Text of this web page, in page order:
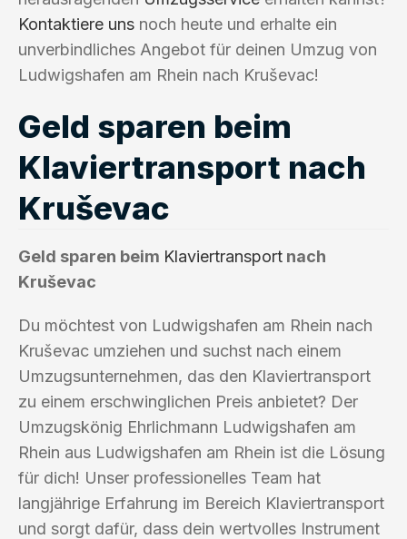
Kontaktiere uns noch heute und erhalte ein
unverbindliches Angebot für deinen Umzug von
Ludwigshafen am Rhein nach Kruševac!
Geld sparen beim
Klaviertransport nach
Kruševac
Geld sparen beim Klaviertransport nach
Kruševac
Du möchtest von Ludwigshafen am Rhein nach
Kruševac umziehen und suchst nach einem
Umzugsunternehmen, das den Klaviertransport
zu einem erschwinglichen Preis anbietet? Der
Umzugskönig Ehrlichmann Ludwigshafen am
Rhein aus Ludwigshafen am Rhein ist die Lösung
für dich! Unser professionelles Team hat
langjährige Erfahrung im Bereich Klaviertransport
und sorgt dafür, dass dein wertvolles Instrument